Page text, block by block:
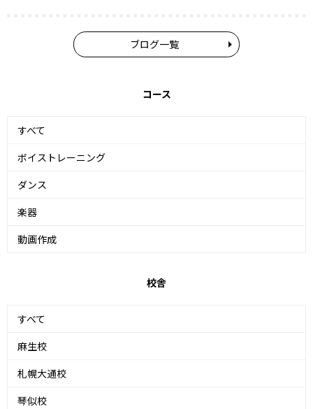
ブログ一覧
コース
すべて
ボイストレーニング
ダンス
楽器
動画作成
校舎
すべて
麻生校
札幌大通校
琴似校